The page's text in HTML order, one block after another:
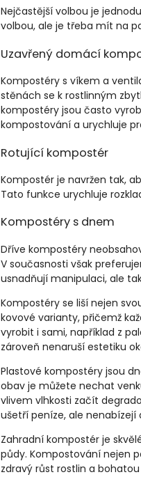
Nejčastější volbou je
volbou, ale je třeba mít na
Uzavřený domácí
Kompostéry s víkem a
stěnách se k rostlinným
kompostéry jsou často
kompostování a urychluje
Rotující kompostér
Kompostér je navržen tak,
Tato funkce urychluje
Kompostéry s dnem
Dříve kompostéry
V současnosti však
usnadňují manipulaci, ale
Kompostéry se liší nejen
kovové varianty, přičemž
vyrobit i sami, například z
zároveň nenaruší estetiku
Plastové kompostéry jsou
obav je můžete nechat
vlivem vlhkosti začít
ušetří peníze, ale
Zahradní kompostér je
půdy. Kompostování nejen
zdravý růst rostlin a